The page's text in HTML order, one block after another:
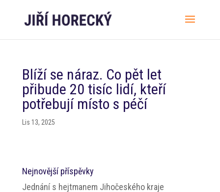
Blíží se náraz. Co pět let
přibude 20 tisíc lidí, kteří
potřebují místo s péčí
Lis 13, 2025
Nejnovější příspěvky
Jednání s hejtmanem Jihočeského kraje